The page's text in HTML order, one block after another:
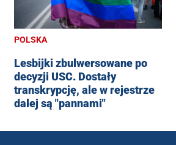
POLSKA
Lesbijki zbulwersowane po
decyzji USC. Dostały
transkrypcję, ale w rejestrze
dalej są "pannami"